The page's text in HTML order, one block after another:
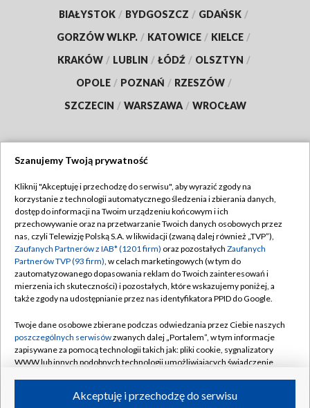
BIAŁYSTOK / BYDGOSZCZ / GDAŃSK /
GORZÓW WLKP. / KATOWICE / KIELCE /
KRAKÓW / LUBLIN / ŁÓDŹ / OLSZTYN /
OPOLE / POZNAŃ / RZESZÓW /
SZCZECIN / WARSZAWA / WROCŁAW
TVP
Abonament TVP
Emisja w TVP
Centrum informacji TVP
Naziemna Telewizja Cyfrowa
Rada Programowa
System NOS
Informacje o nadawcy
Program dla prasy
Regulamin TVP
Polityka prywatności
Moje zgody
Pomoc
Kontakt
Kanały
Szanujemy Twoją prywatność
Kliknij "Akceptuję i przechodzę do serwisu", aby wyrazić zgody na
korzystanie z technologii automatycznego śledzenia i zbierania danych,
dostęp do informacji na Twoim urządzeniu końcowym i ich
przechowywanie oraz na przetwarzanie Twoich danych osobowych przez
nas, czyli Telewizję Polską S.A. w likwidacji (zwaną dalej również „TVP”),
Zaufanych Partnerów z IAB* (1201 firm) oraz pozostałych Zaufanych
Partnerów TVP (93 firm), w celach marketingowych (w tym do
zautomatyzowanego dopasowania reklam do Twoich zainteresowań i
mierzenia ich skuteczności) i pozostałych, które wskazujemy poniżej, a
także zgody na udostępnianie przez nas identyfikatora PPID do Google.
Twoje dane osobowe zbierane podczas odwiedzania przez Ciebie naszych
poszczególnych serwisówzwanych dalej „Portalem”, w tym informacje
zapisywane za pomocą technologii takich jak: pliki cookie, sygnalizatory
WWW lub innych podobnych technologii umożliwiających świadczenie
ruchu w Internecie.Akceptuję i przechodzę do serwisu